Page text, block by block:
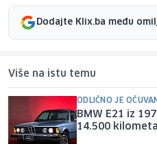
Dodajte Klix.ba među
Više na istu temu
ODLIČNO JE OČUVAN
BMW E21 iz
14.500